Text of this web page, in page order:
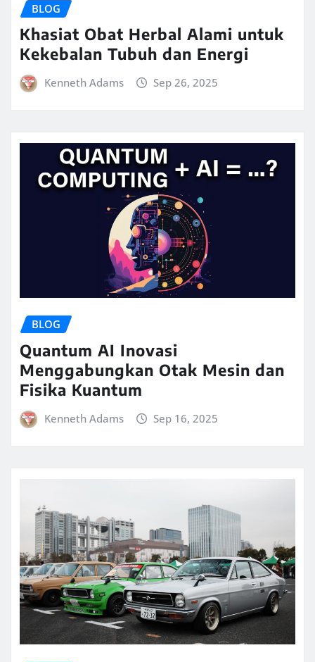
BLOG
Khasiat Obat Herbal Alami untuk
Kekebalan Tubuh dan Energi
Kenneth Adams Sep 26, 2025
BLOG
Quantum AI Inovasi
Menggabungkan Otak Mesin dan
Fisika Kuantum
Kenneth Adams Sep 16, 2025